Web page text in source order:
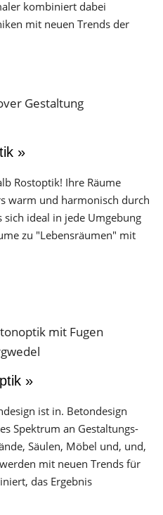
kombiniert dabei
mit neuen Trends der
»
Rostoptik! Ihre Räume
warm und harmonisch durch
ideal in jede Umgebung
zu "Lebensräumen" mit
»
ist in. Betondesign
Spektrum an Gestaltungs­
Säulen, Möbel und, und,
mit neuen Trends für
das Ergebnis